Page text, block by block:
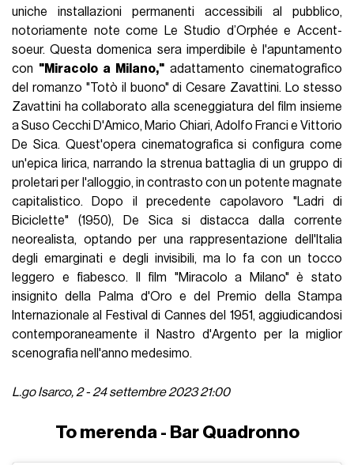
uniche installazioni permanenti accessibili al pubblico,
notoriamente note come Le Studio d’Orphée e Accent-
soeur. Questa domenica sera imperdibile è l'apuntamento
con "Miracolo a Milano," adattamento cinematografico
del romanzo "Totò il buono" di Cesare Zavattini. Lo stesso
Zavattini ha collaborato alla sceneggiatura del film insieme
a Suso Cecchi D'Amico, Mario Chiari, Adolfo Franci e Vittorio
De Sica. Quest'opera cinematografica si configura come
un'epica lirica, narrando la strenua battaglia di un gruppo di
proletari per l'alloggio, in contrasto con un potente magnate
capitalistico. Dopo il precedente capolavoro "Ladri di
Biciclette" (1950), De Sica si distacca dalla corrente
neorealista, optando per una rappresentazione dell'Italia
degli emarginati e degli invisibili, ma lo fa con un tocco
leggero e fiabesco. Il film "Miracolo a Milano" è stato
insignito della Palma d'Oro e del Premio della Stampa
Internazionale al Festival di Cannes del 1951, aggiudicandosi
contemporaneamente il Nastro d'Argento per la miglior
scenografia nell'anno medesimo.
L.go Isarco, 2 - 24 settembre 2023 21:00
To merenda - Bar Quadronno